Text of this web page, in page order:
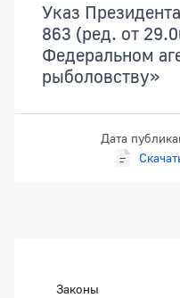
Указ
863 (ред. от
Федеральном
рыболовству»
Дата
Законы